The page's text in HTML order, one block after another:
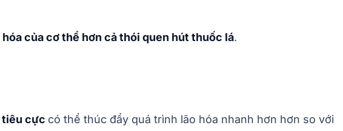
của cơ thể hơn cả thói quen hút thuốc lá.
tiêu cực có thể thúc đẩy quá trình lão hóa nhanh hơn hơn so với